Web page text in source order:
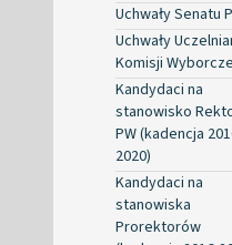
Uchwały Senatu
Uchwały
Komisji
Kandydaci na
stanowisko
PW (kadencja
2020)
Kandydaci na
stanowiska
Prorektorów